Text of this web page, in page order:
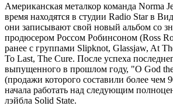
Американская металкор команда Norma
время находятся в студии Radio Star в
они записывают свой новый альбом со
продюсером Россом Робинсоном (Ross
ранее с группами Slipknot, Glassjaw, At
To Last, The Cure. После успеха
выпущенного в прошлом году, "O God
(продажи которого составили более чем
начала работать над следующим
лэйбла Solid State.